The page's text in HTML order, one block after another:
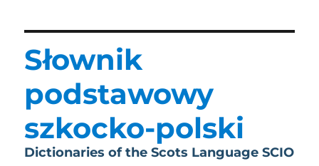
Słownik
podstawowy
szkocko-polski
Dictionaries of the Scots Language SCIO